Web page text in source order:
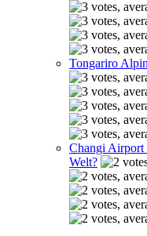
Tongariro
Changi Airport
Welt?